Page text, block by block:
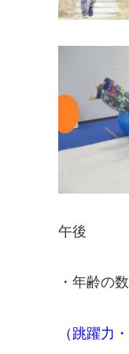
午後
・年齢の
（跳躍力